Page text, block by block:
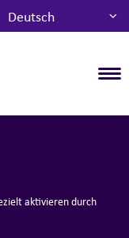
Deutsch
aktivieren durch